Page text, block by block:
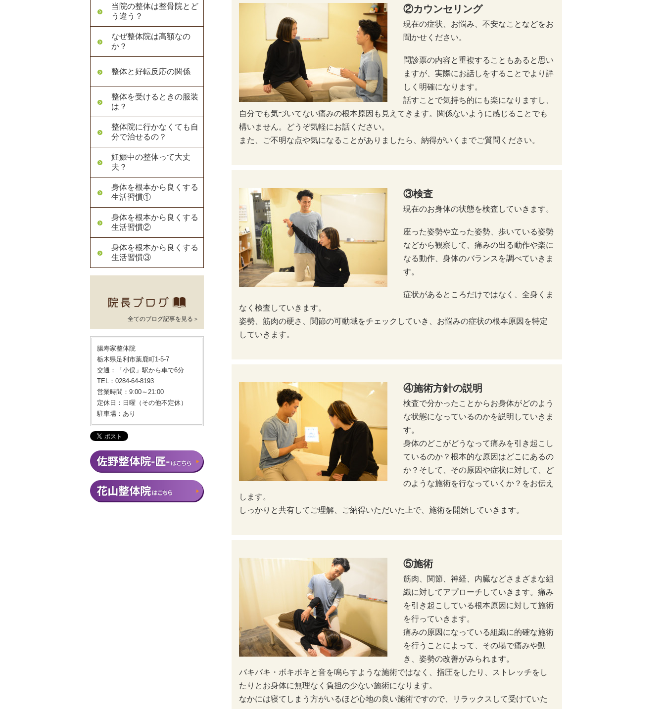
当院の整体は整骨院とど
う違う？
なぜ整体院は高額なの
か？
整体と好転反応の関係
整体を受けるときの服装
は？
整体院に行かなくても自
分で治せるの？
妊娠中の整体って大丈
夫？
身体を根本から良くする
生活習慣①
身体を根本から良くする
生活習慣②
身体を根本から良くする
生活習慣③
全てのブログ記事を見る＞
腸寿家整体院
栃木県足利市葉鹿町1-5-7
交通：「小俣」駅から車で6分
TEL：0284-64-8193
営業時間：9:00～21:00
定休日：日曜（その他不定休）
駐車場：あり
②カウンセリング
現在の症状、お悩み、不安なことなどをお
聞かせください。
問診票の内容と重複することもあると思い
ますが、実際にお話しをすることでより詳
しく明確になります。
話すことで気持ち的にも楽になりますし、
自分でも気づいてない痛みの根本原因も見えてきます。関係ないように感じることでも
構いません。どうぞ気軽にお話ください。
また、ご不明な点や気になることがありましたら、納得がいくまでご質問ください。
③検査
現在のお身体の状態を検査していきます。
座った姿勢や立った姿勢、歩いている姿勢
などから観察して、痛みの出る動作や楽に
なる動作、身体のバランスを調べていきま
す。
症状があるところだけではなく、全身くま
なく検査していきます。
姿勢、筋肉の硬さ、関節の可動域をチェックしていき、お悩みの症状の根本原因を特定
していきます。
④施術方針の説明
検査で分かったことからお身体がどのよう
な状態になっているのかを説明していきま
す。
身体のどこがどうなって痛みを引き起こし
ているのか？根本的な原因はどこにあるの
か？そして、その原因や症状に対して、ど
のような施術を行なっていくか？をお伝え
します。
しっかりと共有してご理解、ご納得いただいた上で、施術を開始していきます。
⑤施術
筋肉、関節、神経、内臓などさまざまな組
織に対してアプローチしていきます。痛み
を引き起こしている根本原因に対して施術
を行っていきます。
痛みの原因になっている組織に的確な施術
を行うことによって、その場で痛みや動
き、姿勢の改善がみられます。
バキバキ・ボキボキと音を鳴らすような施術ではなく、指圧をしたり、ストレッチをし
たりとお身体に無理なく負担の少ない施術になります。
なかには寝てしまう方がいるほど心地の良い施術ですので、リラックスして受けていた